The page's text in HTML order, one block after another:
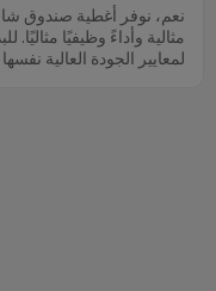
نعم، نوفر أغطية صندوق
مثالية وأداءً وظيفيًا
لمعايير الجودة العالية